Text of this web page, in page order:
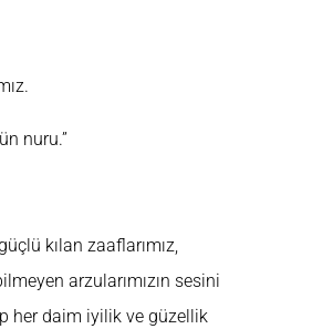
nuru.”
kılan zaaflarımız,
arzularımızın sesini
her daim iyilik ve güzellik